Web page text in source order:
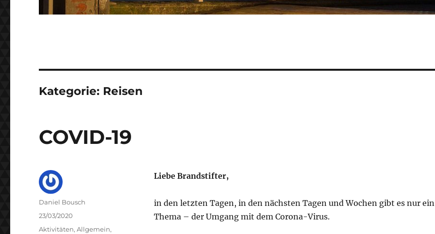
Kategorie: Reisen
COVID-19
Liebe Brandstifter,
in den letzten Tagen, in den nächsten Tagen und Wochen gibt es nur ein
Thema – der Umgang mit dem Corona-Virus.
Autor
Daniel Bousch
Veröffentlicht
am
23/03/2020
Kategorien
Aktivitäten,Allgemein,